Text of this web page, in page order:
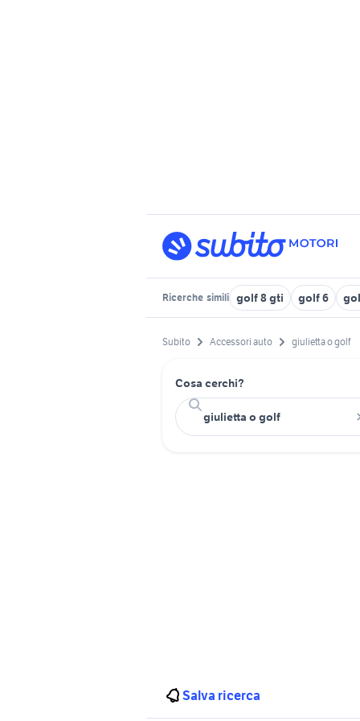
Ricerche simili golf 8 gti golf 6
Subito Accessori auto giulietta o golf
Cosa cerchi?
Salva ricerca